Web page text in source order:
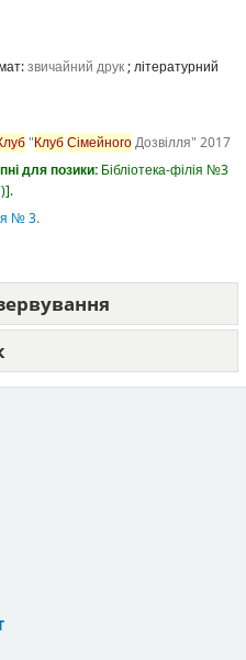
звичайний друк; літературний
"КлубСімейногоДозвілля" 2017
для позики: Бібліотека-філія №3
.
№ 3.